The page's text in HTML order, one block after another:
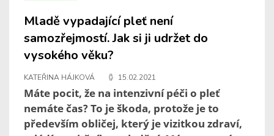
Mladě vypadající pleť není
samozřejmostí. Jak si ji udržet do
vysokého věku?
KATEŘINA HÁJKOVÁ 15.02.2021
Máte pocit, že na intenzivní péči o pleť
nemáte čas? To je škoda, protože je to
především obličej, který je vizitkou zdraví,